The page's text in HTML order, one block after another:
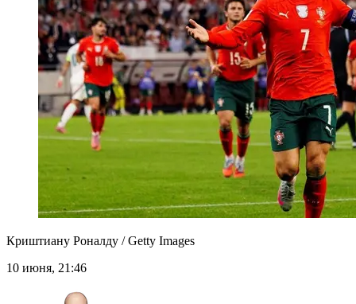
Криштиану Роналду / Getty Images
10 июня, 21:46